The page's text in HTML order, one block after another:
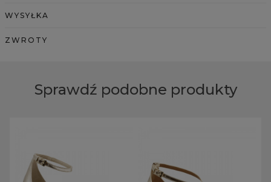
WYSYŁKA
ZWROTY
Sprawdź podobne produkty